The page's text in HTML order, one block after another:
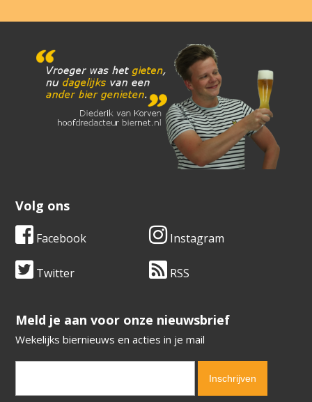
Volg ons
Facebook Instagram
Twitter RSS
​​​​​​​Meld je aan voor onze nieuwsbrief
Wekelijks biernieuws en acties in je mail